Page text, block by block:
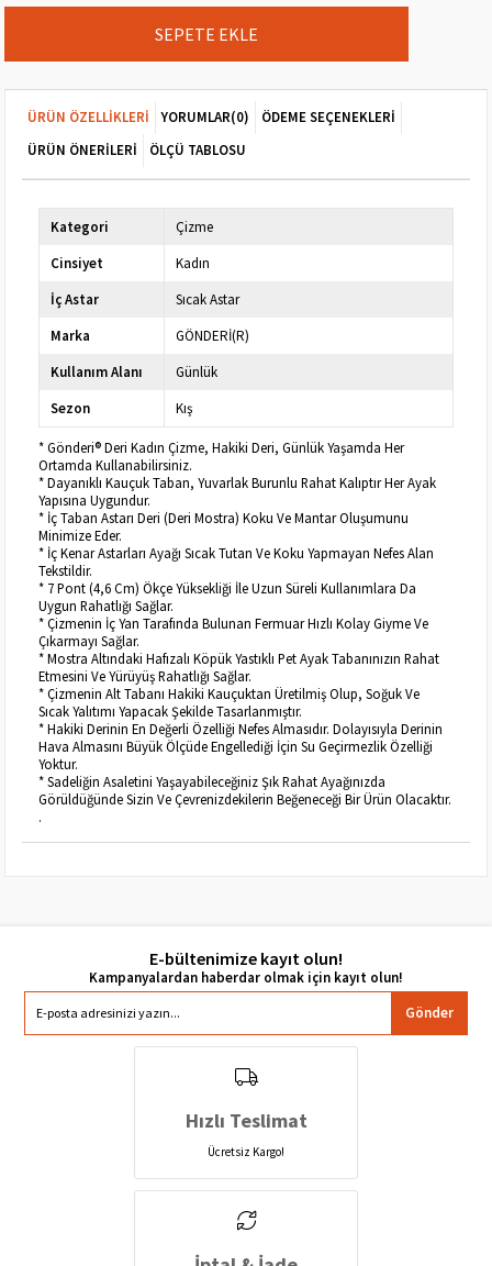
ÜRÜN ÖZELLIKLERI YORUMLAR(0)
ÖDEME SEÇENEKLERI
ÜRÜN ÖNERILERI
ÖLÇÜ TABLOSU
Kategori
Çizme
Cinsiyet
Kadın
İç Astar
Sıcak Astar
Marka
GÖNDERİ(R)
Kullanım Alanı
Günlük
Sezon
Kış
* Gönderi® Deri Kadın Çizme, Hakiki Deri, Günlük Yaşamda Her
Ortamda Kullanabilirsiniz.
* Dayanıklı Kauçuk Taban, Yuvarlak Burunlu Rahat Kalıptır Her Ayak
Yapısına Uygundur.
* İç Taban Astarı Deri (Deri Mostra) Koku Ve Mantar Oluşumunu
Minimize Eder.
* İç Kenar Astarları Ayağı Sıcak Tutan Ve Koku Yapmayan Nefes Alan
Tekstildir.
* 7 Pont (4,6 Cm) Ökçe Yüksekliği İle Uzun Süreli Kullanımlara Da
Uygun Rahatlığı Sağlar.
* Çizmenin İç Yan Tarafında Bulunan Fermuar Hızlı Kolay Giyme Ve
Çıkarmayı Sağlar.
* Mostra Altındaki Hafızalı Köpük Yastıklı Pet Ayak Tabanınızın Rahat
Etmesini Ve Yürüyüş Rahatlığı Sağlar.
* Çizmenin Alt Tabanı Hakiki Kauçuktan Üretilmiş Olup, Soğuk Ve
Sıcak Yalıtımı Yapacak Şekilde Tasarlanmıştır.
* Hakiki Derinin En Değerli Özelliği Nefes Almasıdır. Dolayısıyla Derinin
Hava Almasını Büyük Ölçüde Engellediği İçin Su Geçirmezlik Özelliği
Yoktur.
* Sadeliğin Asaletini Yaşayabileceğiniz Şık Rahat Ayağınızda
Görüldüğünde Sizin Ve Çevrenizdekilerin Beğeneceği Bir Ürün Olacaktır.
.
E-bültenimize kayıt olun!
Gönder
Hızlı Teslimat
Ücretsiz Kargo!